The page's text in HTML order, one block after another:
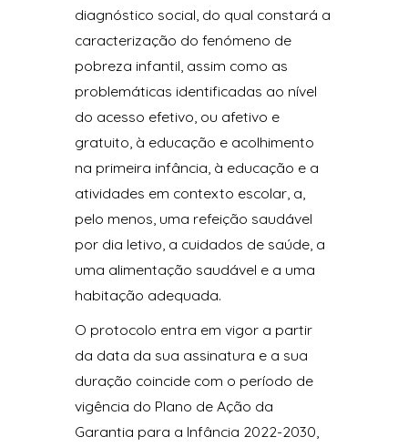
diagnóstico social, do qual constará a
caracterização do fenómeno de
pobreza infantil, assim como as
problemáticas identificadas ao nível
do acesso efetivo, ou afetivo e
gratuito, à educação e acolhimento
na primeira infância, à educação e a
atividades em contexto escolar, a,
pelo menos, uma refeição saudável
por dia letivo, a cuidados de saúde, a
uma alimentação saudável e a uma
habitação adequada.
O protocolo entra em vigor a partir
da data da sua assinatura e a sua
duração coincide com o período de
vigência do Plano de Ação da
Garantia para a Infância 2022-2030,